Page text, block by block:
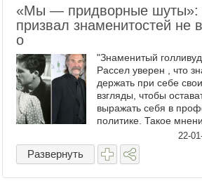
«Мы — придворные шуты»:
призвал знаменитостей не
о
"Знаменитый
Рассел уверен , что
держать при себе
взгляды, чтобы
выражать себя в
политике. Такое
недавнем интервью.
мы, артисты —
22-
Развернуть